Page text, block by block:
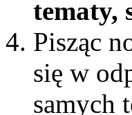
tematy,
Pisząc
się w
samych